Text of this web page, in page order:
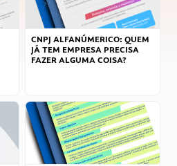
CNPJ ALFANÚMERICO: QUEM
JÁ TEM EMPRESA PRECISA
FAZER ALGUMA COISA?